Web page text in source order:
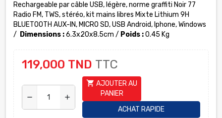
Rechargeable par câble USB, légère, norme graffiti Noir 77
Radio FM, TWS, stéréo, kit mains libres Mixte Lithium 9H
BLUETOOTH AUX-IN, MICRO SD, USB Android, Iphone, Windows
/ Dimensions :6.3x20x8.5cm / Poids :0.45 Kg
119,000 TND TTC
remove add
shopping_cart AJOUTER AU
PANIER
ACHAT RAPIDE